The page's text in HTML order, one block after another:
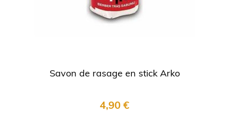
Savon de rasage en stick Arko
4,90 €